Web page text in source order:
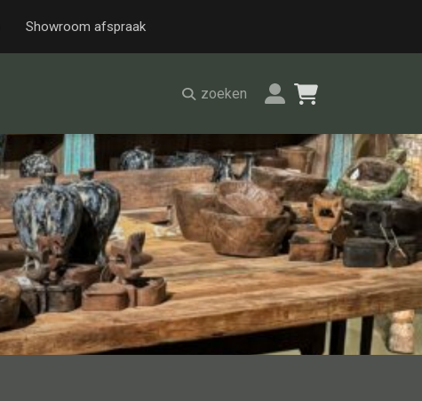
Showroom afspraak
zoeken
Alle stoelen
Eetkamer stoel
Fautteuil
Barstoel
Kinderstoel